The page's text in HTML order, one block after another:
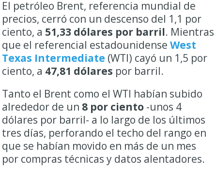
El petróleo Brent, referencia mundial de
precios, cerró con un descenso del 1,1 por
ciento, a 51,33 dólares por barril. Mientras
que el referencial estadounidenseWest
Texas Intermediate (WTI) cayó un 1,5 por
ciento, a 47,81 dólares por barril.
Tanto el Brent como el WTI habían subido
alrededor de un 8 por ciento -unos 4
dólares por barril- a lo largo de los últimos
tres días, perforando el techo del rango en
que se habían movido en más de un mes
por compras técnicas y datos alentadores.